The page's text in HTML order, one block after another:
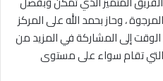
، وحاز بحمد الله على المركز
إلى المشاركة في المزيد من
التي تقام سواء على مستوى